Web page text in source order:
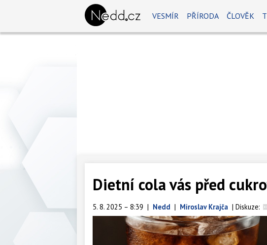
VESMÍR PŘÍRODA ČLOVĚK
Dietní cola vás před
5. 8. 2025 – 8:39 | Nedd | Miroslav Krajča | Diskuze: